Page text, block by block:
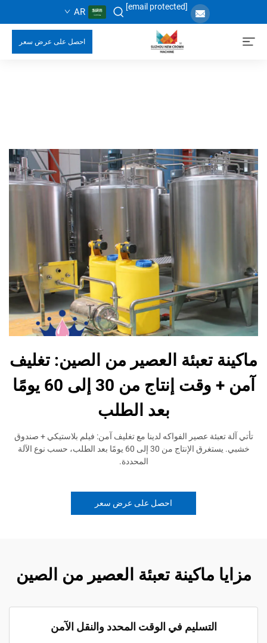
[email protected]
AR
احصل على عرض سعر
ماكينة تعبئة العصير من الصين: تغليف
آمن + وقت إنتاج من 30 إلى 60 يومًا
بعد الطلب
تأتي آلة تعبئة عصير الفواكه لدينا مع تغليف آمن: فيلم بلاستيكي + صندوق
خشبي. يستغرق الإنتاج من 30 إلى 60 يومًا بعد الطلب، حسب نوع الآلة
المحددة.
احصل على عرض سعر
مزايا ماكينة تعبئة العصير من الصين
التسليم في الوقت المحدد والنقل الآمن